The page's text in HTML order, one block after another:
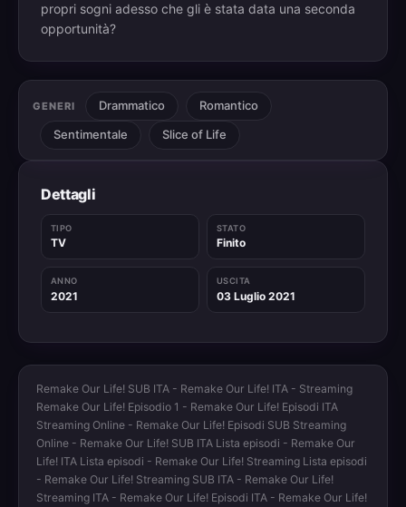
propri sogni adesso che gli è stata data una seconda
opportunità?
GENERI Drammatico
Romantico
Sentimentale
Slice of Life
Dettagli
TIPO
TV
STATO
Finito
ANNO
2021
USCITA
03 Luglio 2021
Remake Our Life! SUB ITA - Remake Our Life! ITA - Streaming
Remake Our Life! Episodio 1 - Remake Our Life! Episodi ITA
Streaming Online - Remake Our Life! Episodi SUB Streaming
Online - Remake Our Life! SUB ITA Lista episodi - Remake Our
Life! ITA Lista episodi - Remake Our Life! Streaming Lista episodi
- Remake Our Life! Streaming SUB ITA - Remake Our Life!
Streaming ITA - Remake Our Life! Episodi ITA - Remake Our Life!